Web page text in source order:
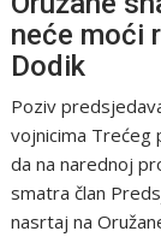
neće moći
Dodik
Poziv
vojnicima Trećeg
da na narednoj
smatra član
nasrtaj na